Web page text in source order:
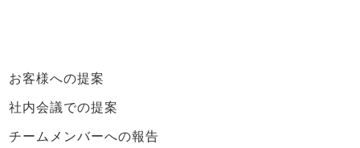
お客様への提案
社内会議での提案
チームメンバーへの報告